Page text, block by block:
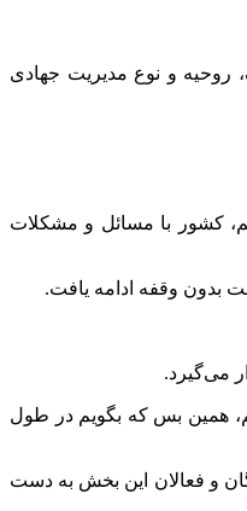
روحیه و نوع مدیریت جهادی
کشور با مسائل و مشکلات
بدون وقفه ادامه یافت.
می‌گیرد.
همین بس که بگویم در طول
و فعالان این بخش به دست